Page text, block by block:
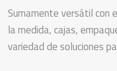
Sumamente versátil con
la medida, cajas,
variedad de soluciones